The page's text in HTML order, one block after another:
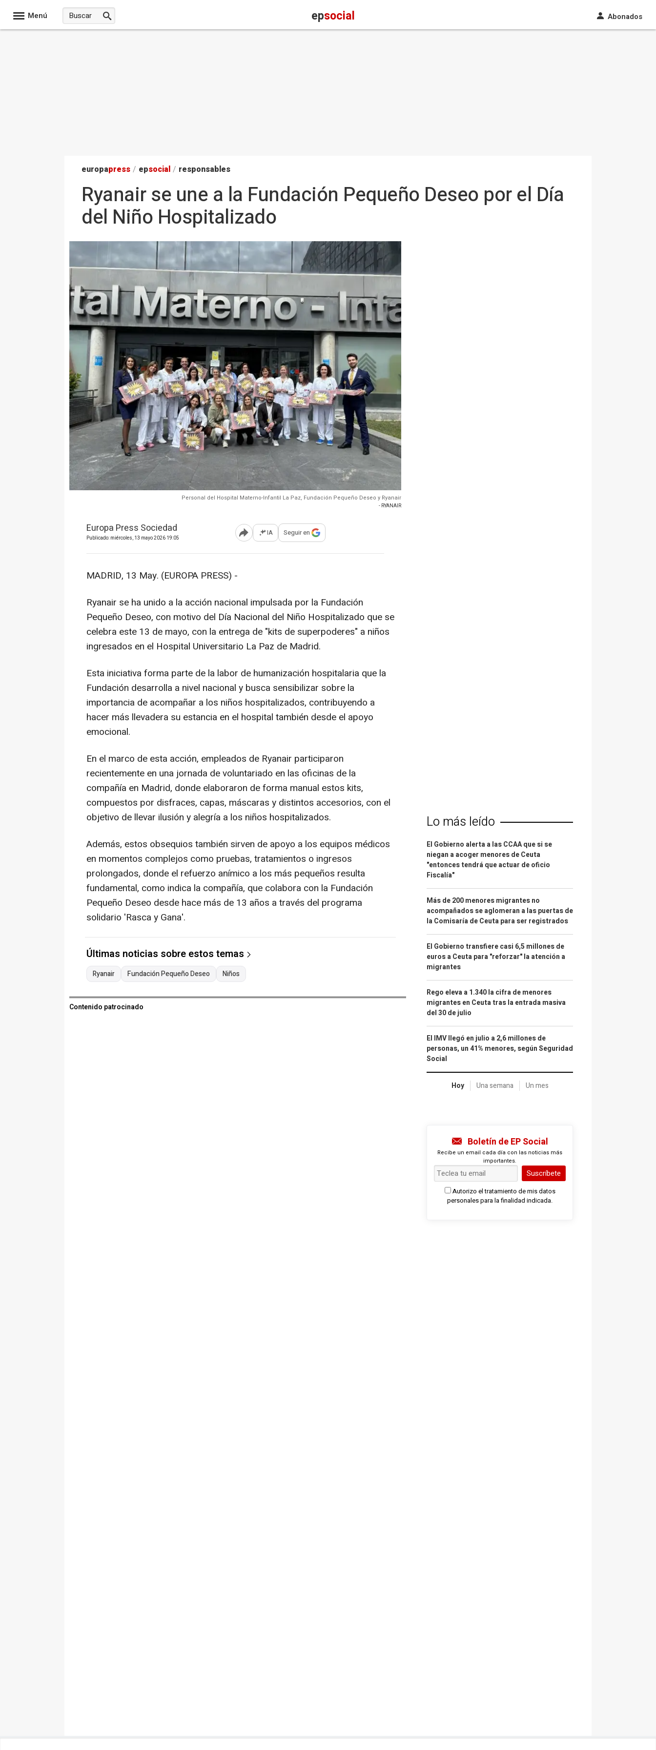
Menú epsocial Abonados
europapress / epsocial / responsables
Ryanair se une a la Fundación Pequeño Deseo por el Día
del Niño Hospitalizado
Personal del Hospital Materno-Infantil La Paz, Fundación Pequeño Deseo y Ryanair
- RYANAIR
Europa Press Sociedad
Publicado: miércoles, 13 mayo 2026 19:05 Abrir opciones para compartir
IA Seguir en
MADRID, 13 May. (EUROPA PRESS) -
Ryanair se ha unido a la acción nacional impulsada por la Fundación
Pequeño Deseo, con motivo del Día Nacional del Niño Hospitalizado que se
celebra este 13 de mayo, con la entrega de "kits de superpoderes" a niños
ingresados en el Hospital Universitario La Paz de Madrid.
Esta iniciativa forma parte de la labor de humanización hospitalaria que la
Fundación desarrolla a nivel nacional y busca sensibilizar sobre la
importancia de acompañar a los niños hospitalizados, contribuyendo a
hacer más llevadera su estancia en el hospital también desde el apoyo
emocional.
En el marco de esta acción, empleados de Ryanair participaron
recientemente en una jornada de voluntariado en las oficinas de la
compañía en Madrid, donde elaboraron de forma manual estos kits,
compuestos por disfraces, capas, máscaras y distintos accesorios, con el
objetivo de llevar ilusión y alegría a los niños hospitalizados.
Además, estos obsequios también sirven de apoyo a los equipos médicos
en momentos complejos como pruebas, tratamientos o ingresos
prolongados, donde el refuerzo anímico a los más pequeños resulta
fundamental, como indica la compañía, que colabora con la Fundación
Pequeño Deseo desde hace más de 13 años a través del programa
solidario 'Rasca y Gana'.
Últimas noticias sobre estos temas
Ryanair Fundación Pequeño Deseo Niños
Contenido patrocinado
Lo más leído
El Gobierno alerta a las CCAA que si se
niegan a acoger menores de Ceuta
"entonces tendrá que actuar de oficio
Fiscalía"
Más de 200 menores migrantes no
acompañados se aglomeran a las puertas de
la Comisaría de Ceuta para ser registrados
El Gobierno transfiere casi 6,5 millones de
euros a Ceuta para "reforzar" la atención a
migrantes
Rego eleva a 1.340 la cifra de menores
migrantes en Ceuta tras la entrada masiva
del 30 de julio
El IMV llegó en julio a 2,6 millones de
personas, un 41% menores, según Seguridad
Social
Hoy Una semana Un mes
Boletín de EP Social
Recibe un email cada día con las noticias más
importantes.
Suscríbete
Autorizo el tratamiento de mis datos
personales para la finalidad indicada.